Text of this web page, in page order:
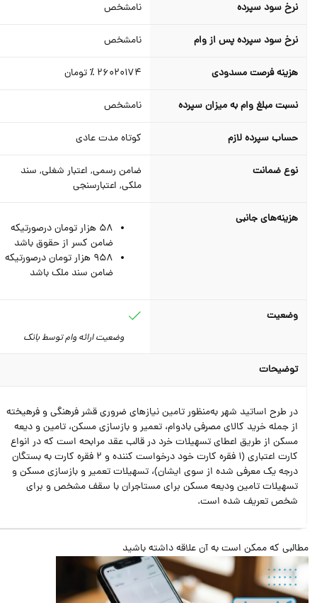
نرخ سود سپرده نامشخص
نرخ سود سپرده پس از وام نامشخص
هزینه فرصت مسدودی 26020174 ٪ تومان
نسبت مبلغ وام به میزان سپرده نامشخص
حساب سپرده لازم کوتاه مدت عادی
نوع ضمانت
ضامن رسمی, اعتبار شغلی, سند
ملکی, اعتبارسنجی
هزینه‌های جانبی
58 هزار تومان درصورتیکه
ضامن کسر از حقوق باشد
958 هزار تومان درصورتیکه
ضامن سند ملک باشد
وضعیت
وضعیت ارائه وام توسط بانک
توضیحات
در ﻃﺮح اﺳﺎﺗﯿﺪ ﺷﻬﺮبه‌منظور تامین نیازهای ضروری قشر فرهنگی و فرهیخته
از جمله خرید کالای مصرفی بادوام، تعمیر و بازسازی مسکن، تامین و دیعه
مسکناز طریق اعطای تسهیلات خرد در قالب عقد مرابحه است که در انواع
کارت اعتباری (1 فقره کارت خود درخواست کننده و 2 فقره کارت به بستگان
درجه یک معرفی شده از سوی ایشان)، تسهیلات تعمیر و بازسازی مسکن و
تسهیلات تامین ودیعه مسکن برای مستاجران با سقف مشخص و برای
شخص تعریف شده است.
که ممکن است به آن علاقه داشته باشید